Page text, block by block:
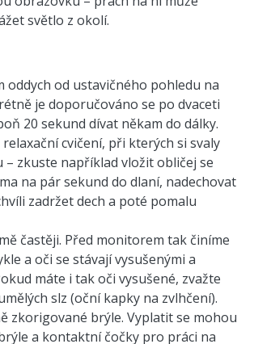
světlo z okolí.
oddych od ustavičného pohledu na
je doporučováno se po dvaceti
20 sekund dívat někam do dálky.
cvičení, při kterých si svaly
– zkuste například vložit obličej se
na pár sekund do dlaní, nadechovat
zadržet dech a poté pomalu
častěji. Před monitorem tak činíme
a oči se stávají vysušenými a
máte i tak oči vysušené, zvažte
slz (oční kapky na zvlhčení).
zkorigované brýle. Vyplatit se mohou
a kontaktní čočky pro práci na